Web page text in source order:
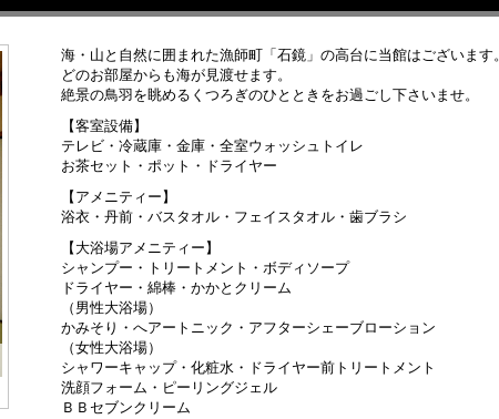
海・山と自然に囲まれた漁師町「石鏡」の高台に当館はございます。
どのお部屋からも海が見渡せます。
絶景の鳥羽を眺めるくつろぎのひとときをお過ごし下さいませ。
【客室設備】
テレビ・冷蔵庫・金庫・全室ウォッシュトイレ
お茶セット・ポット・ドライヤー
【アメニティー】
浴衣・丹前・バスタオル・フェイスタオル・歯ブラシ
【大浴場アメニティー】
シャンプー・トリートメント・ボディソープ
ドライヤー・綿棒・かかとクリーム
（男性大浴場）
かみそり・へアートニック・アフターシェーブローション
（女性大浴場）
シャワーキャップ・化粧水・ドライヤー前トリートメント
洗顔フォーム・ピーリングジェル
ＢＢセブンクリーム